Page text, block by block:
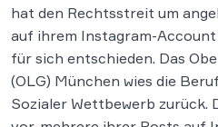
hat den Rechtsstreit um
auf ihrem Instagram-
für sich entschieden. Das
(OLG) München wies die
Sozialer Wettbewerb zurück.